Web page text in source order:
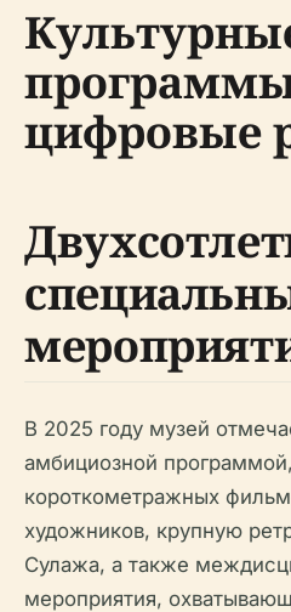
цифровые
В 2025 году музей
амбициозной
короткометражных
художников, крупную
Сулажа, а также
мероприятия,